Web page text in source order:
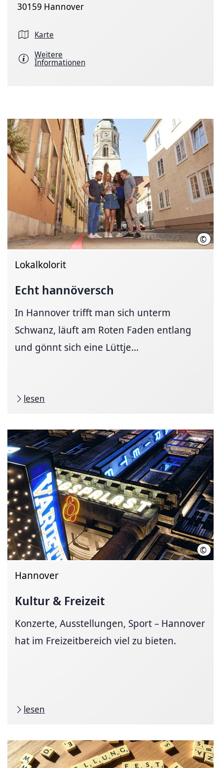
30159 Hannover
Karte
Weitere
Informationen
©
Lokalkolorit
Echt hannöversch
In Hannover trifft man sich unterm
Schwanz, läuft am Roten Faden entlang
und gönnt sich eine Lüttje...
lesen
©
Hannover
Kultur & Freizeit
Konzerte, Ausstellungen, Sport – Hannover
hat im Freizeitbereich viel zu bieten.
lesen